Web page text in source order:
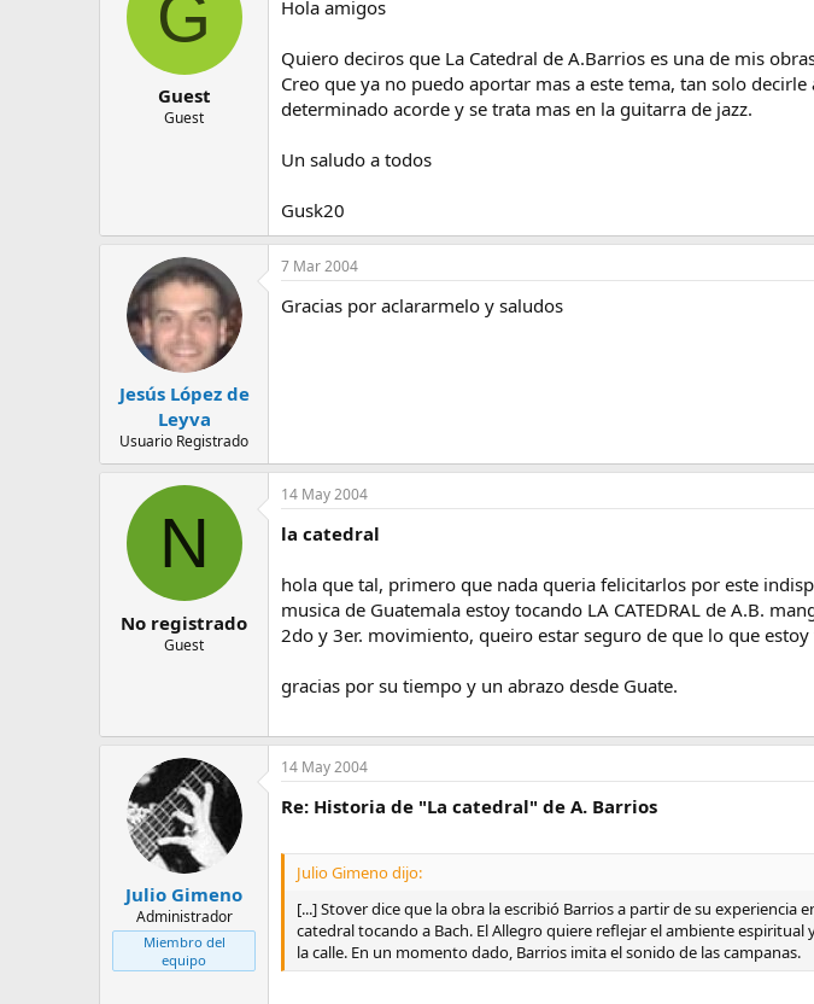
G
Guest
Guest
Hola amigos
Quiero deciros que La Catedral de A.Barrios es una de mis
Creo que ya no puedo aportar mas a este tema, tan solo decirle
determinado acorde y se trata mas en la guitarra de jazz.
Un saludo a todos
Gusk20
Jesús López de
Leyva
Usuario Registrado
7 Mar 2004
Gracias por aclararmelo y saludos
N
No registrado
Guest
14 May 2004
la catedral
hola que tal, primero que nada queria felicitarlos por este
musica de Guatemala estoy tocando LA CATEDRAL de A.B.
2do y 3er. movimiento, queiro estar seguro de que lo que
gracias por su tiempo y un abrazo desde Guate.
Julio Gimeno
Administrador
Miembro del
equipo
14 May 2004
Re: Historia de "La catedral" de A. Barrios
Julio Gimeno dijo:
[...] Stover dice que la obra la escribió Barrios a partir de su
catedral tocando a Bach. El Allegro quiere reflejar el ambiente
la calle. En un momento dado, Barrios imita el sonido de las campanas.